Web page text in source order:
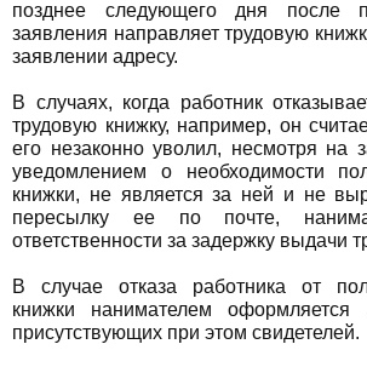
позднее следующего дня после
заявления направляет трудовую
заявлении адресу.
В случаях, когда работник
трудовую книжку, например, он
его незаконно уволил, несмотря на
уведомлением о необходимости
книжки, не является за ней и не
пересылку ее по почте,
ответственности за задержку выдачи
В случае отказа работника от
книжки нанимателем оформляется
присутствующих при этом свидетелей.